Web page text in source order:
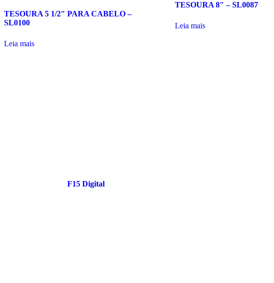
TESOURA 5 1/2″ PARA CABELO –
SL0100
Leia mais
TESOURA 8″ – SL0087
Leia mais
F15 Digital